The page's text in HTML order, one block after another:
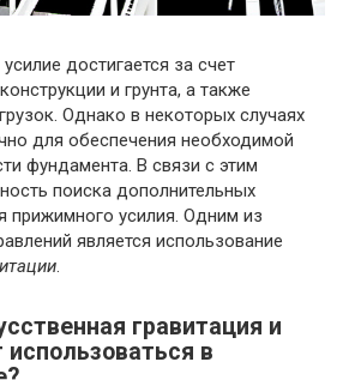
достигается за счет
и грунта, а также
Однако в некоторых случаях
для обеспечения необходимой
фундамента. В связи с этим
поиска дополнительных
прижимного усилия. Одним из
является использование
.
гравитация и
в